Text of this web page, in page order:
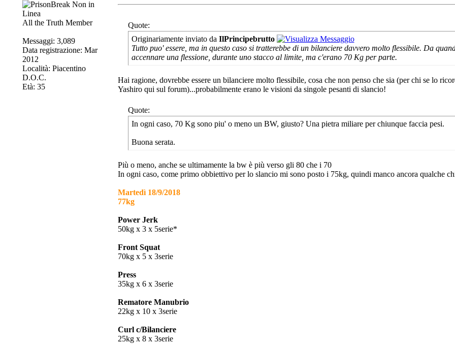
All the Truth Member
Messaggi: 3,089
Data registrazione: Mar
2012
Località: Piacentino
D.O.C.
Età: 35
Quote:
Originariamente inviato da IlPrincipebrutto
Tutto puo' essere, ma in questo caso si tratterebbe di un bilanciere davvero molto flessibile. Da
accennare una flessione, durante uno stacco al limite, ma c'erano 70 Kg per parte.
Hai ragione, dovrebbe essere un bilanciere molto flessibile, cosa che non penso che sia (per chi se lo
Yashiro qui sul forum)...probabilmente erano le visioni da singole pesanti di slancio!
Quote:
In ogni caso, 70 Kg sono piu' o meno un BW, giusto? Una pietra miliare per chiunque faccia pesi.
Buona serata.
Più o meno, anche se ultimamente la bw è più verso gli 80 che i 70
In ogni caso, come primo obbiettivo per lo slancio mi sono posto i 75kg, quindi manco ancora qualche
Martedì 18/9/2018
77kg
Power Jerk
50kg x 3 x 5serie*
Front Squat
70kg x 5 x 3serie
Press
35kg x 6 x 3serie
Rematore Manubrio
22kg x 10 x 3serie
Curl c/Bilanciere
25kg x 8 x 3serie